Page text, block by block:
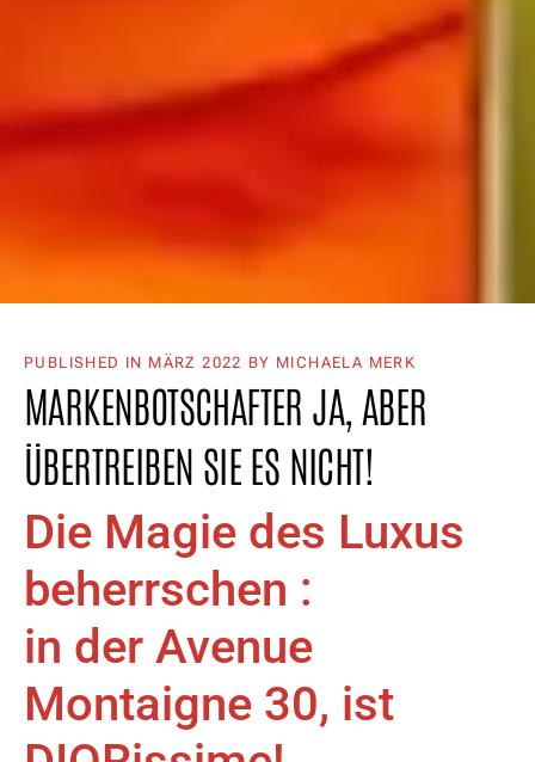
PUBLISHED IN MÄRZ 2022 BY MICHAELA MERK
MARKENBOTSCHAFTER JA, ABER
ÜBERTREIBEN SIE ES NICHT!
Die Magie des Luxus
beherrschen :
in der Avenue
Montaigne 30, ist